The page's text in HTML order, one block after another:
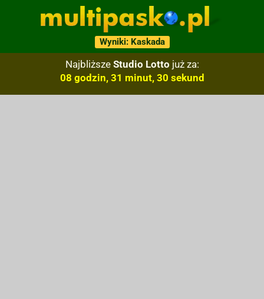
Wyniki: Kaskada
Najbliższe Studio Lotto już za:
08 godzin, 31 minut, 29 sekund